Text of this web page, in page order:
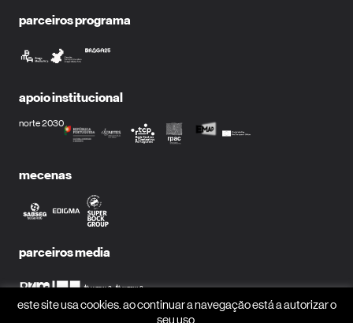
parceiros programa
apoio institucional
norte 2030
mecenas
parceiros media
este site usa cookies. ao continuar a navegação está a autorizar o
seu uso.